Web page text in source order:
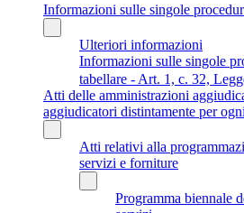
Informazioni sulle singole
Ulteriori informazioni
Informazioni sulle singole
tabellare - Art. 1, c. 32,
Atti delle amministrazioni
aggiudicatori distintamente per
Atti relativi alla
servizi e forniture
Programma biennale